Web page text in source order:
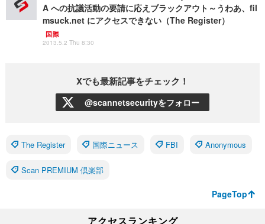
A への抗議活動の要請に応えブラックアウト～うわあ、fil
msuck.net にアクセスできない（The Register）
国際
2013.5.2 Thu 8:30
Xでも最新記事をチェック！
@scannetsecurityをフォロー
The Register 国際ニュース FBI Anonymous
Scan PREMIUM 倶楽部
PageTop
アクセスランキング